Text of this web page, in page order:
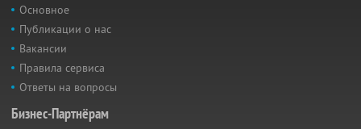
Основное
Публикации о нас
Вакансии
Правила сервиса
Ответы на вопросы
Бизнес-Партнёрам